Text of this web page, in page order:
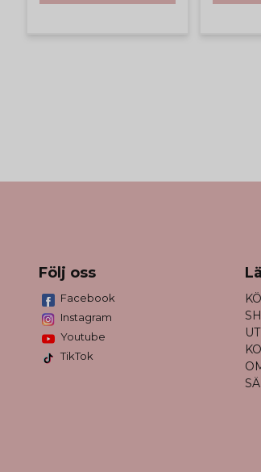
Följ oss
Facebook
Instagram
Youtube
TikTok